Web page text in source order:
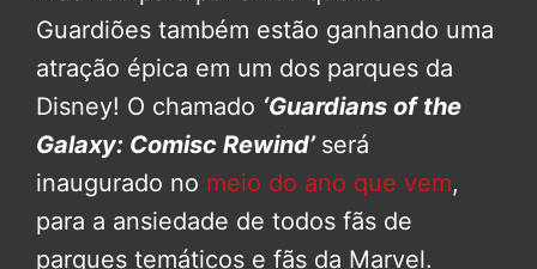
Guardiões também estão ganhando uma
atração épica em um dos parques da
Disney! O chamado ‘Guardians of the
Galaxy: Comisc Rewind’ será
inaugurado no meio do ano que vem,
para a ansiedade de todos fãs de
parques temáticos e fãs da Marvel.